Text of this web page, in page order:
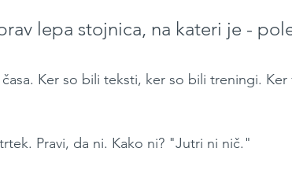
lepa stojnica, na kateri je -
Ker so bili teksti, ker so bili treningi. Ker
Pravi, da ni. Kako ni? "Jutri ni nič."